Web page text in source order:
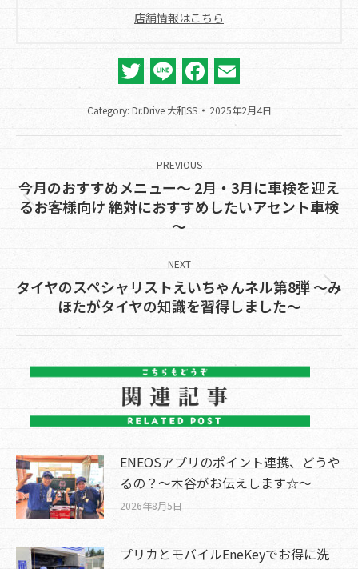
店舗情報はこちら
Twitter
LineFacebook
Category: Dr.Drive 大和SS 2025年2月4日
Post
navigation
PREVIOUS
Previous
post:
今月のおすすめメニュー～ 2月・3月に車検を迎え
るお客様向け 絶対におすすめしたいアセント車検
～
NEXT
Next
post:
タイヤのスペシャリストえいちゃんネル第8弾 ～み
ほたがタイヤの知識を習得しました～
ENEOSアプリのポイント連携、どうや
るの？～木谷がお伝えします☆～
2026年8月5日
プリカとモバイルEneKeyでお得に洗